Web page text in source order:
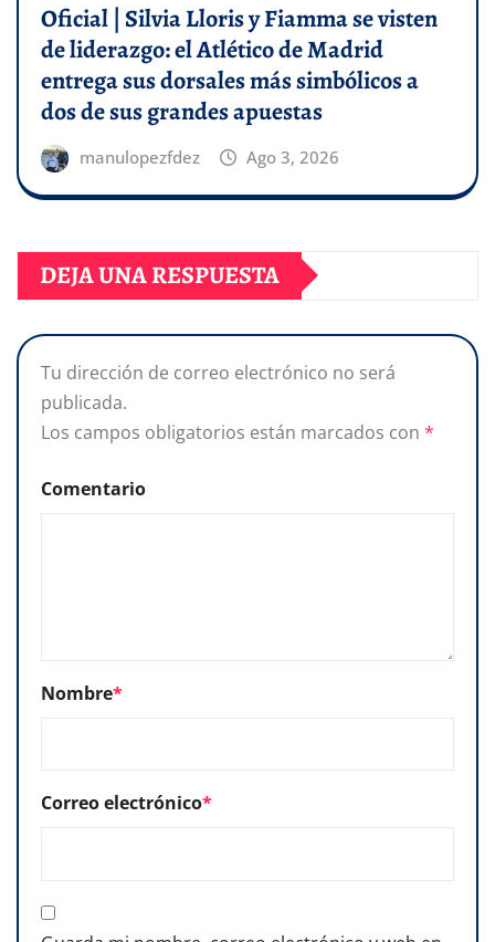
Oficial | Silvia Lloris y Fiamma se visten
de liderazgo: el Atlético de Madrid
entrega sus dorsales más simbólicos a
dos de sus grandes apuestas
manulopezfdez Ago 3, 2026
DEJA UNA RESPUESTA
Tu dirección de correo electrónico no será
publicada.
Los campos obligatorios están marcados con *
Comentario
Nombre*
Correo electrónico*